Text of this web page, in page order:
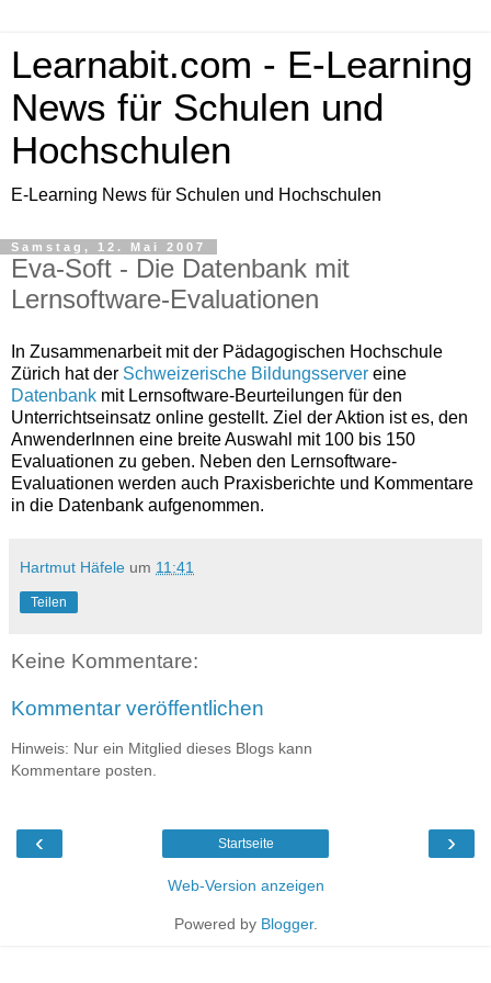
Learnabit.com - E-Learning
News für Schulen und
Hochschulen
E-Learning News für Schulen und Hochschulen
Samstag, 12. Mai 2007
Eva-Soft - Die Datenbank mit
Lernsoftware-Evaluationen
In Zusammenarbeit mit der Pädagogischen Hochschule
Zürich hat der Schweizerische Bildungsserver eine
Datenbank mit Lernsoftware-Beurteilungen für den
Unterrichtseinsatz online gestellt. Ziel der Aktion ist es, den
AnwenderInnen eine breite Auswahl mit 100 bis 150
Evaluationen zu geben. Neben den Lernsoftware-
Evaluationen werden auch Praxisberichte und Kommentare
in die Datenbank aufgenommen.
Hartmut Häfele um 11:41
Teilen
Keine Kommentare:
Kommentar veröffentlichen
Hinweis: Nur ein Mitglied dieses Blogs kann
Kommentare posten.
‹ ›
Startseite
Web-Version anzeigen
Powered by Blogger.